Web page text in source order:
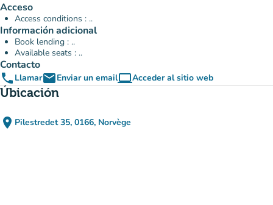
Acceso
Access conditions : ..
Información adicional
Book lending : ..
Available seats : ..
Contacto
phone LlamaremailEnviar un emailcomputerAcceder al sitio web
(nueva pestaña)
Úbicación
place Pilestredet 35, 0166, Norvège
(abrir en Google Maps)
(nueva pestaña)